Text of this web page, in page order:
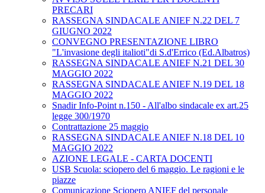
PRECARI
RASSEGNA SINDACALE ANIEF N.22 DEL 7
GIUGNO 2022
CONVEGNO PRESENTAZIONE LIBRO
"L'invasione degli italioti"di S.d'Errico (Ed.Albatros)
RASSEGNA SINDACALE ANIEF N.21 DEL 30
MAGGIO 2022
RASSEGNA SINDACALE ANIEF N.19 DEL 18
MAGGIO 2022
Snadir Info-Point n.150 - All'albo sindacale ex art.25
legge 300/1970
Contrattazione 25 maggio
RASSEGNA SINDACALE ANIEF N.18 DEL 10
MAGGIO 2022
AZIONE LEGALE - CARTA DOCENTI
USB Scuola: sciopero del 6 maggio. Le ragioni e le
piazze
Comunicazione Sciopero ANIEF del personale